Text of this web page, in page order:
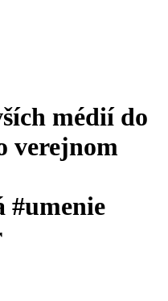
médií do
verejnom
#umenie